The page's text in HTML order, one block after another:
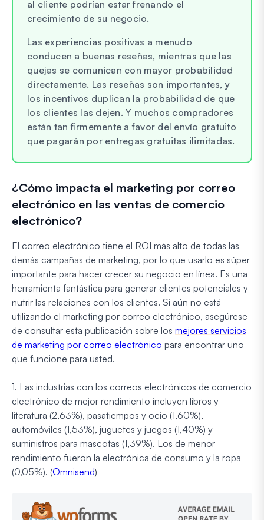
al cliente podrían estar frenando el
crecimiento de su negocio.
Las experiencias positivas a menudo
conducen a buenas reseñas, mientras que las
quejas se comunican con mayor probabilidad
directamente. Las reseñas son importantes, y
los incentivos duplican la probabilidad de que
los clientes las dejen. Y muchos compradores
están tan firmemente a favor del envío gratuito
que pagarán por entregas gratuitas ilimitadas.
¿Cómo impacta el marketing por correo
electrónico en las ventas de comercio
electrónico?
El correo electrónico tiene el ROI más alto de todas las
demás campañas de marketing, por lo que usarlo es súper
importante para hacer crecer su negocio en línea. Es una
herramienta fantástica para generar clientes potenciales y
nutrir las relaciones con los clientes. Si aún no está
utilizando el marketing por correo electrónico, asegúrese
de consultar esta publicación sobre los mejores servicios
de marketing por correo electrónico para encontrar uno
que funcione para usted.
1. Las industrias con los correos electrónicos de comercio
electrónico de mejor rendimiento incluyen libros y
literatura (2,63%), pasatiempos y ocio (1,60%),
automóviles (1,53%), juguetes y juegos (1,40%) y
suministros para mascotas (1,39%). Los de menor
rendimiento fueron la electrónica de consumo y la ropa
(0,05%). (Omnisend)